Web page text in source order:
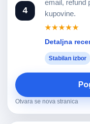
4
email, refund
kupovine.
★★★★★
Detaljna
Stabilan izbor
Otvara se nova stranica